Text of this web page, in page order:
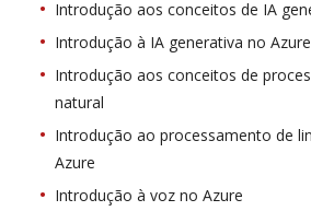
Introdução aos conceitos de IA
Introdução à IA generativa no Azure
Introdução aos conceitos de
natural
Introdução ao processamento de
Azure
Introdução à voz no Azure